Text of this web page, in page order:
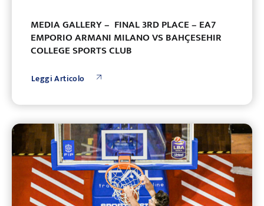
MEDIA GALLERY – FINAL 3RD PLACE – EA7
EMPORIO ARMANI MILANO VS BAHÇESEHIR
COLLEGE SPORTS CLUB
Leggi Articolo